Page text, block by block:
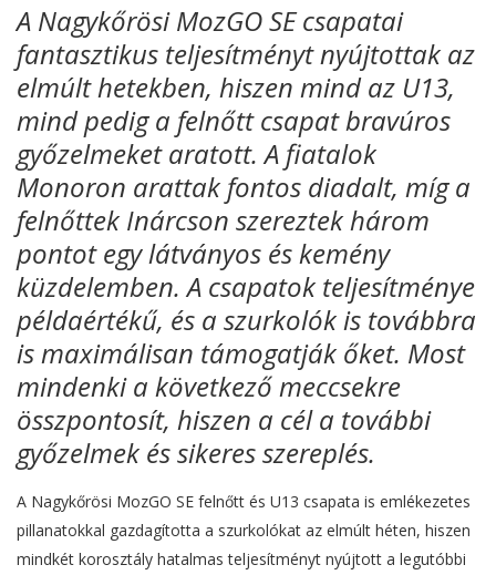
A Nagykőrösi MozGO SE csapatai
fantasztikus teljesítményt nyújtottak az
elmúlt hetekben, hiszen mind az U13,
mind pedig a felnőtt csapat bravúros
győzelmeket aratott. A fiatalok
Monoron arattak fontos diadalt, míg a
felnőttek Inárcson szereztek három
pontot egy látványos és kemény
küzdelemben. A csapatok teljesítménye
példaértékű, és a szurkolók is továbbra
is maximálisan támogatják őket. Most
mindenki a következő meccsekre
összpontosít, hiszen a cél a további
győzelmek és sikeres szereplés.
A Nagykőrösi MozGO SE felnőtt és U13 csapata is emlékezetes
pillanatokkal gazdagította a szurkolókat az elmúlt héten, hiszen
mindkét korosztály hatalmas teljesítményt nyújtott a legutóbbi